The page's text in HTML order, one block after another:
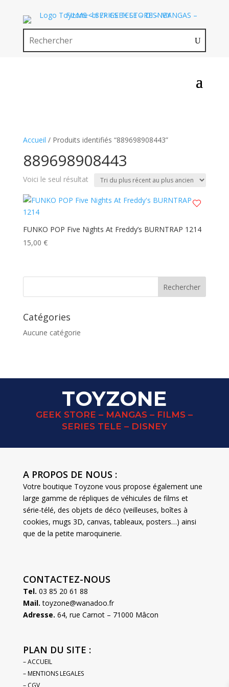
Accueil / Produits identifiés “889698908443”
889698908443
Voici le seul résultat
FUNKO POP Five Nights At Freddy’s BURNTRAP 1214
15,00 €
Catégories
Aucune catégorie
TOYZONE
GEEK STORE – MANGAS – FILMS –
SERIES TELE – DISNEY
A PROPOS DE NOUS :
Votre boutique Toyzone vous propose également une
large gamme de répliques de véhicules de films et
série-télé, des objets de déco (veilleuses, boîtes à
cookies, mugs 3D, canvas, tableaux, posters…) ainsi
que de la petite maroquinerie.
CONTACTEZ-NOUS
Tel. 03 85 20 61 88
Mail. toyzone@wanadoo.fr
Adresse. 64, rue Carnot – 71000 Mâcon
PLAN DU SITE :
– ACCUEIL
– MENTIONS LEGALES